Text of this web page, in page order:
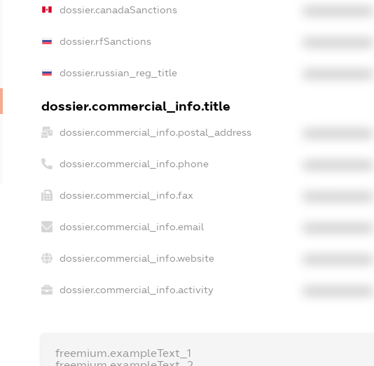
dossier.canadaSanctions
dossier.rfSanctions
dossier.russian_reg_title
dossier.commercial_info.title
dossier.commercial_info.postal_address
dossier.commercial_info.phone
dossier.commercial_info.fax
dossier.commercial_info.email
dossier.commercial_info.website
dossier.commercial_info.activity
freemium.exampleText_1